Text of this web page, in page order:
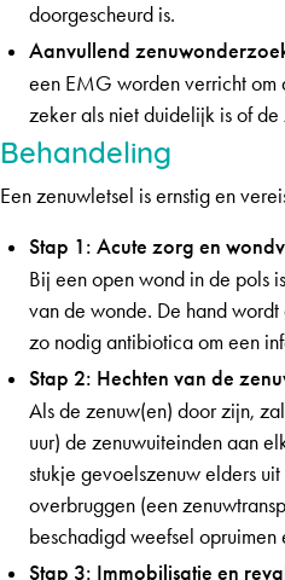
doorgescheurd is.
Aanvullend
een EMG worden verricht om
zeker als niet duidelijk is of
Behandeling
Een zenuwletsel is ernstig en
Stap 1: Acute zorg en
Bij een open wond in de pols
van de wonde. De hand
zo nodig antibiotica om een
Stap 2: Hechten van de
Als de zenuw(en) door zijn,
uur) de zenuwuiteinden aan
stukje gevoelszenuw elders
overbruggen (een
beschadigd weefsel opruimen
Stap 3: Immobilisatie en